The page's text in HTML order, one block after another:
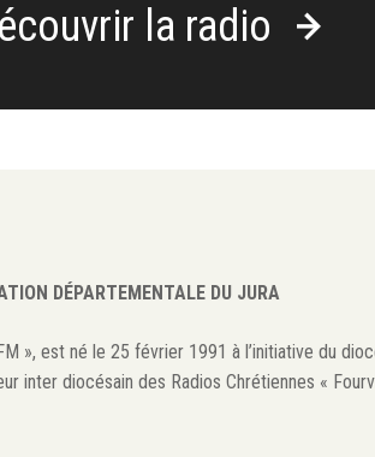
la radio
DÉPARTEMENTALE DU JURA
», est né le 25 février 1991 à l’initiative du
inter diocésain des Radios Chrétiennes «